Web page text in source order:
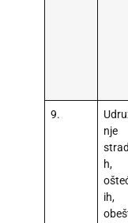
9.
nje
h,
ih,